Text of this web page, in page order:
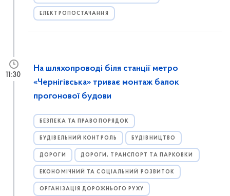
ЕЛЕКТРОПОСТАЧАННЯ
На шляхопроводі біля станції метро
«Чернігівська» триває монтаж балок
прогонової будови
БЕЗПЕКА ТА ПРАВОПОРЯДОК
БУДІВЕЛЬНИЙ КОНТРОЛЬ БУДІВНИЦТВО
ДОРОГИ ДОРОГИ, ТРАНСПОРТ ТА ПАРКОВКИ
ЕКОНОМІЧНИЙ ТА СОЦІАЛЬНИЙ РОЗВИТОК
ОРГАНІЗАЦІЯ ДОРОЖНЬОГО РУХУ
11:30